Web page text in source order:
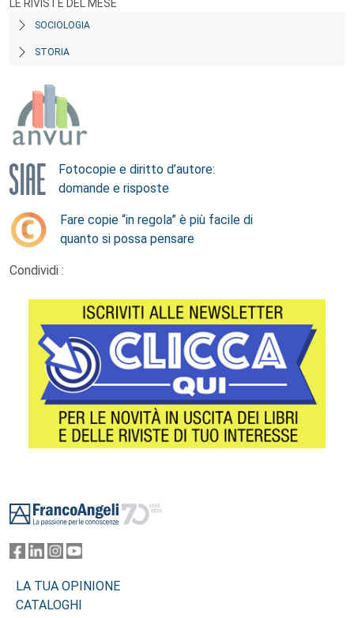
LE RIVISTE DEL MESE
SOCIOLOGIA
STORIA
Fotocopie e diritto d’autore:
domande e risposte
Fare copie “in regola” è più facile di
quanto si possa pensare
Condividi :
LA TUA OPINIONE
CATALOGHI